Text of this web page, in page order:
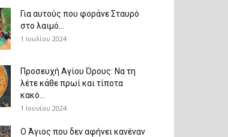
Για αυτούς που φοράνε Σταυρό
στο λαιμό…
1 Ιουλίου 2024
Προσευχή Αγίου Όρους: Να τη
λέτε κάθε πρωί και τίποτα
κακό...
1 Ιουνίου 2024
Ο Άγιος που δεν αφήνει κανέναν